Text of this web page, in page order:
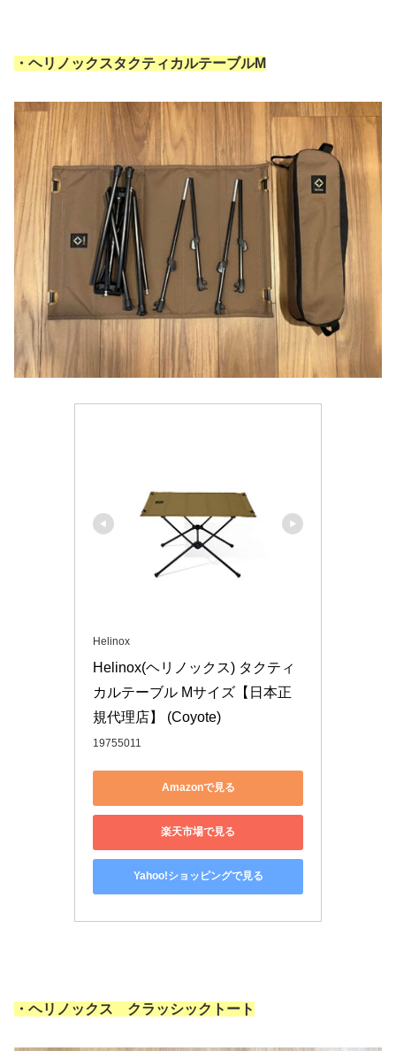
・ヘリノックスタクティカルテーブルM
Helinox
Helinox(ヘリノックス) タクティ
カルテーブル Mサイズ【日本正
規代理店】 (Coyote)
19755011
Amazonで見る
楽天市場で見る
Yahoo!ショッピングで見る
・ヘリノックス クラッシックトート